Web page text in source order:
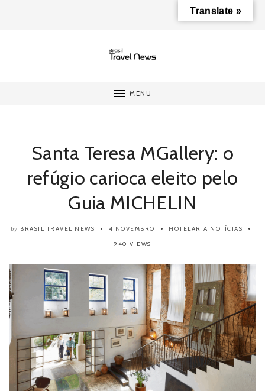
MENU
Santa Teresa MGallery: o
refúgio carioca eleito pelo
Guia MICHELIN
by BRASIL TRAVEL NEWS 4 NOVEMBRO HOTELARIA NOTÍCIAS
940 VIEWS
Translate »